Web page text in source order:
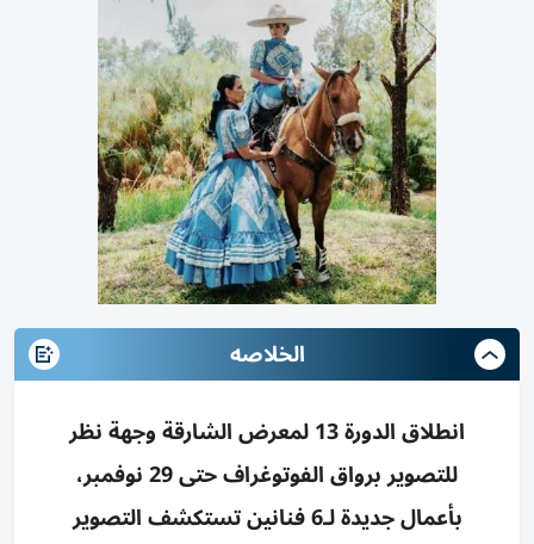
الخلاصه
انطلاق الدورة 13 لمعرض الشارقة وجهة نظر
للتصوير برواق الفوتوغراف حتى 29 نوفمبر،
بأعمال جديدة لـ6 فنانين تستكشف التصوير